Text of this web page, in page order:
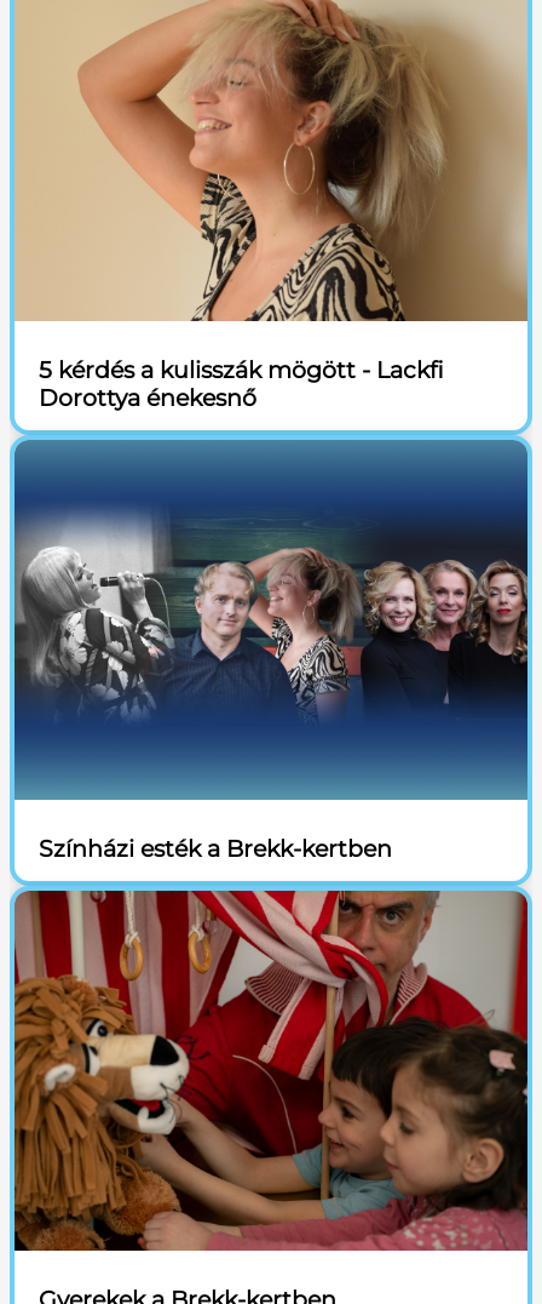
5 kérdés a kulisszák mögött - Lackfi
Dorottya énekesnő
Színházi esték a Brekk-kertben